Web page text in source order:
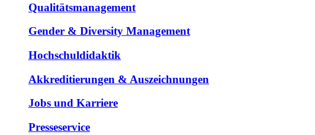
Qualitätsmanagement
Gender & Diversity Management
Hochschuldidaktik
Akkreditierungen & Auszeichnungen
Jobs und Karriere
Presseservice